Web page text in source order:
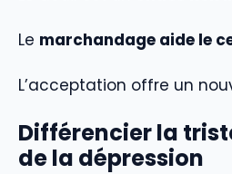
Le marchandage aide le
L’acceptation offre un
Différencier la
de la dépression